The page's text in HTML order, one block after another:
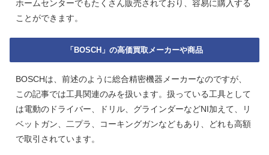
ホームセンターでもたくさん販売されており、容易に購入する
ことができます。
「BOSCH」の高価買取メーカーや商品
BOSCHは、前述のように総合精密機器メーカーなのですが、
この記事では工具関連のみを扱います。扱っている工具として
は電動のドライバー、ドリル、グラインダーなどNI加えて、リ
ベットガン、二プラ、コーキングガンなどもあり、どれも高額
で取引されています。